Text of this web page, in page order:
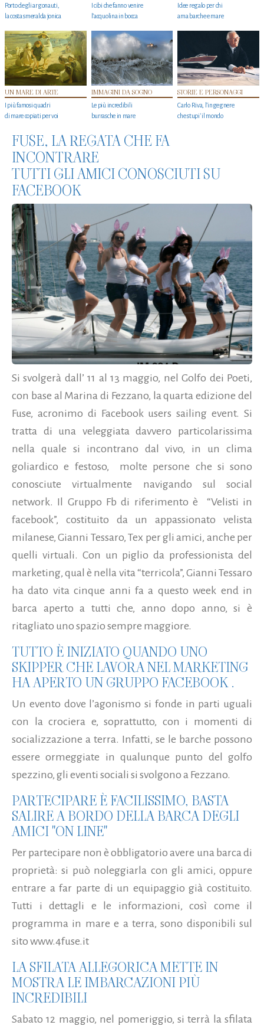
Porto degli argonauti,
la costa smeralda jonica
I cibi che fanno venire
l’acquolina in bocca
Idee regalo per chi
ama barche e mare
UN MARE DI ARTE
I più famosi quadri
di mare copiati per voi
IMMAGINI DA SOGNO
Le più incredibili
burrasche in mare
STORIE E PERSONAGGI
Carlo Riva, l’ingegnere
che stupi' il mondo
FUSE, LA REGATA CHE FA
INCONTRARE
TUTTI GLI AMICI CONOSCIUTI SU
FACEBOOK
Si svolgerà dall’ 11 al 13 maggio, nel Golfo dei Poeti,
con base al Marina di Fezzano, la quarta edizione del
Fuse, acronimo di Facebook users sailing event. Si
tratta di una veleggiata davvero particolarissima
nella quale si incontrano dal vivo, in un clima
goliardico e festoso, molte persone che si sono
conosciute virtualmente navigando sul social
network. Il Gruppo Fb di riferimento è “Velisti in
facebook”, costituito da un appassionato velista
milanese, Gianni Tessaro, Tex per gli amici, anche per
quelli virtuali. Con un piglio da professionista del
marketing, qual è nella vita “terricola”, Gianni Tessaro
ha dato vita cinque anni fa a questo week end in
barca aperto a tutti che, anno dopo anno, si è
ritagliato uno spazio sempre maggiore.
TUTTO È INIZIATO QUANDO UNO
SKIPPER CHE LAVORA NEL MARKETING
HA APERTO UN GRUPPO FACEBOOK …
Un evento dove l’agonismo si fonde in parti uguali
con la crociera e, soprattutto, con i momenti di
socializzazione a terra. Infatti, se le barche possono
essere ormeggiate in qualunque punto del golfo
spezzino, gli eventi sociali si svolgono a Fezzano.
PARTECIPARE È FACILISSIMO, BASTA
SALIRE A BORDO DELLA BARCA DEGLI
AMICI "ON LINE"
Per partecipare non è obbligatorio avere una barca di
proprietà: si può noleggiarla con gli amici, oppure
entrare a far parte di un equipaggio già costituito.
Tutti i dettagli e le informazioni, così come il
programma in mare e a terra, sono disponibili sul
sito www.4fuse.it
LA SFILATA ALLEGORICA METTE IN
MOSTRA LE IMBARCAZIONI PIÙ
INCREDIBILI
Sabato 12 maggio, nel pomeriggio, si terrà la sfilata